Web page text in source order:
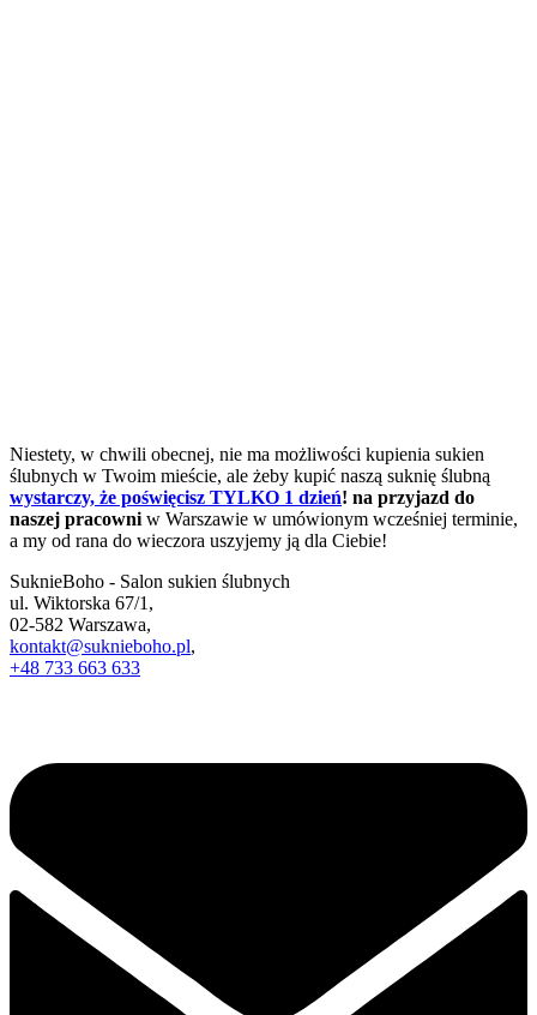
Niestety, w chwili obecnej, nie ma możliwości kupienia sukien
ślubnych w Twoim mieście, ale żeby kupić naszą suknię ślubną
wystarczy, że poświęcisz TYLKO 1 dzień! na przyjazd do
naszej pracowni w Warszawie w umówionym wcześniej terminie,
a my od rana do wieczora uszyjemy ją dla Ciebie!
SuknieBoho - Salon sukien ślubnych
ul. Wiktorska 67/1,
02-582 Warszawa,
kontakt@suknieboho.pl,
+48 733 663 633